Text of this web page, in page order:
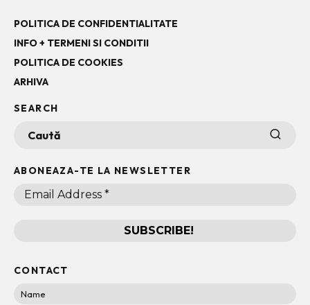
POLITICA DE CONFIDENTIALITATE
INFO + TERMENI SI CONDITII
POLITICA DE COOKIES
ARHIVA
SEARCH
ABONEAZA-TE LA NEWSLETTER
CONTACT